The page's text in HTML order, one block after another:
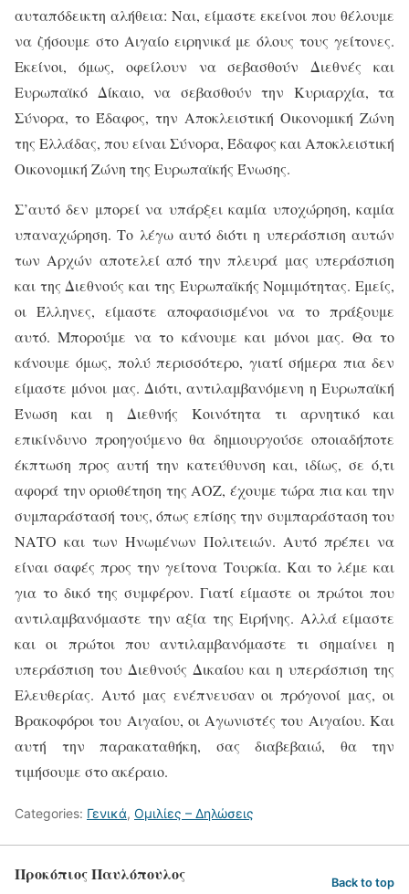
αυταπόδεικτη αλήθεια: Ναι, είμαστε εκείνοι που θέλουμε
να ζήσουμε στο Αιγαίο ειρηνικά με όλους τους γείτονες.
Εκείνοι, όμως, οφείλουν να σεβασθούν Διεθνές και
Ευρωπαϊκό Δίκαιο, να σεβασθούν την Κυριαρχία, τα
Σύνορα, το Έδαφος, την Αποκλειστική Οικονομική Ζώνη
της Ελλάδας, που είναι Σύνορα, Έδαφος και Αποκλειστική
Οικονομική Ζώνη της Ευρωπαϊκής Ένωσης.
Σ’αυτό δεν μπορεί να υπάρξει καμία υποχώρηση, καμία
υπαναχώρηση. Το λέγω αυτό διότι η υπεράσπιση αυτών
των Αρχών αποτελεί από την πλευρά μας υπεράσπιση
και της Διεθνούς και της Ευρωπαϊκής Νομιμότητας. Εμείς,
οι Έλληνες, είμαστε αποφασισμένοι να το πράξουμε
αυτό. Μπορούμε να το κάνουμε και μόνοι μας. Θα το
κάνουμε όμως, πολύ περισσότερο, γιατί σήμερα πια δεν
είμαστε μόνοι μας. Διότι, αντιλαμβανόμενη η Ευρωπαϊκή
Ένωση και η Διεθνής Κοινότητα τι αρνητικό και
επικίνδυνο προηγούμενο θα δημιουργούσε οποιαδήποτε
έκπτωση προς αυτή την κατεύθυνση και, ιδίως, σε ό,τι
αφορά την οριοθέτηση της ΑΟΖ, έχουμε τώρα πια και την
συμπαράστασή τους, όπως επίσης την συμπαράσταση του
ΝΑΤΟ και των Ηνωμένων Πολιτειών. Αυτό πρέπει να
είναι σαφές προς την γείτονα Τουρκία. Και το λέμε και
για το δικό της συμφέρον. Γιατί είμαστε οι πρώτοι που
αντιλαμβανόμαστε την αξία της Ειρήνης. Αλλά είμαστε
και οι πρώτοι που αντιλαμβανόμαστε τι σημαίνει η
υπεράσπιση του Διεθνούς Δικαίου και η υπεράσπιση της
Ελευθερίας. Αυτό μας ενέπνευσαν οι πρόγονοί μας, οι
Βρακοφόροι του Αιγαίου, οι Αγωνιστές του Αιγαίου. Και
αυτή την παρακαταθήκη, σας διαβεβαιώ, θα την
τιμήσουμε στο ακέραιο.
Categories: Γενικά, Ομιλίες – Δηλώσεις
Προκόπιος Παυλόπουλος Back to top